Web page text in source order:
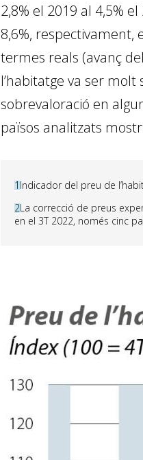
2,8% el 2019 al 4,5%
8,6%, respectivament,
termes reals (avanç
l’habitatge va ser
sobrevaloració en
països analitzats
1Indicador del preu de
2La correcció de preus
en el 3T 2022, només cinc